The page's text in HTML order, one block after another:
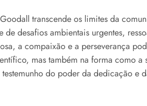
transcende os limites da
de desafios ambientais urgentes,
a compaixão e a perseverança
mas também na forma como
do poder da dedicação e